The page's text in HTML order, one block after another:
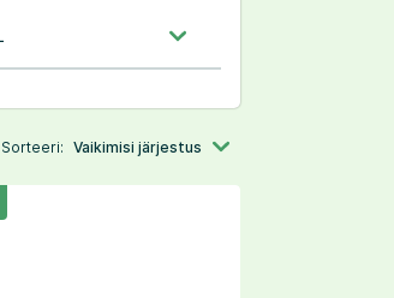
Sorteeri: Vaikimisi järjestus